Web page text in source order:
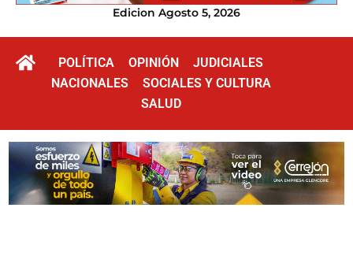
Edicion Agosto 5, 2026
POLÍTICA OPINIÓN
JUDICIALES
NACIONALES
SOCIALES Y CULTURA
SALUD